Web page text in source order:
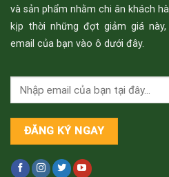
và sản phẩm nhằm chi ân khách
kịp thời những đợt giảm giá
email của bạn vào ô dưới đây.